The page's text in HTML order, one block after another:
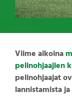
Viime aikoina
pelinohjaajien
pelinohjaajat
lannistamista